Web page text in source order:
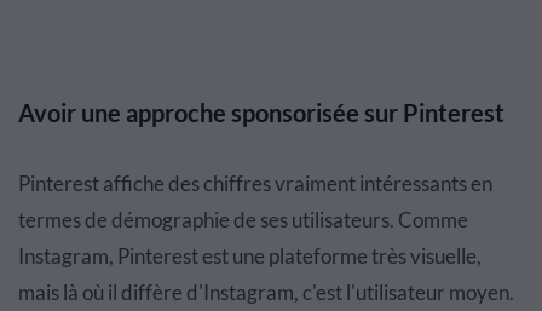
Avoir une approche sponsorisée sur Pinterest
Pinterest affiche des chiffres vraiment intéressants en
termes de démographie de ses utilisateurs. Comme
Instagram, Pinterest est une plateforme très visuelle,
mais là où il diffère d'Instagram, c'est l'utilisateur moyen.